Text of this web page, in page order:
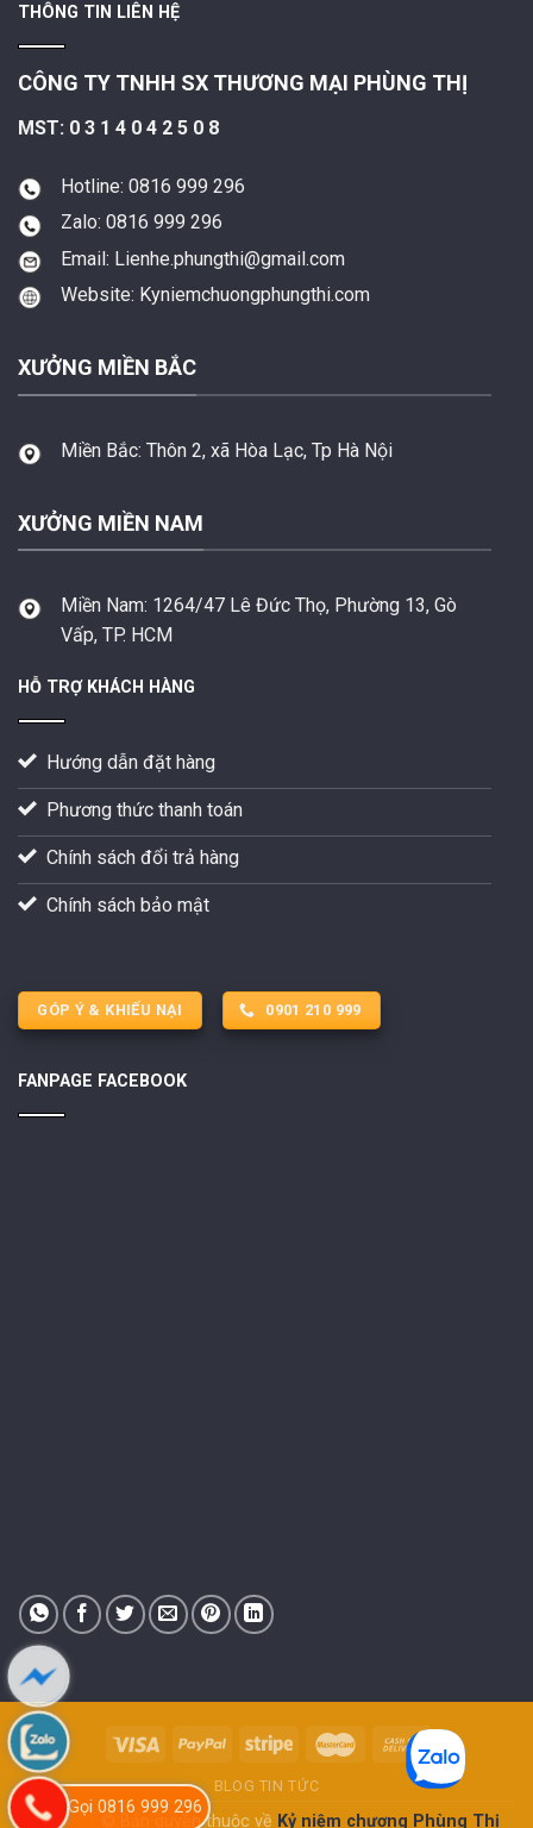
THÔNG TIN LIÊN HỆ
CÔNG TY TNHH SX THƯƠNG MẠI PHÙNG THỊ
MST: 0 3 1 4 0 4 2 5 0 8
Hotline: 0816 999 296
Zalo: 0816 999 296
Email: Lienhe.phungthi@gmail.com
Website: Kyniemchuongphungthi.com
XƯỞNG MIỀN BẮC
Miền Bắc: Thôn 2, xã Hòa Lạc, Tp Hà Nội
XƯỞNG MIỀN NAM
Miền Nam: 1264/47 Lê Đức Thọ, Phường 13, Gò
Vấp, TP. HCM
HỖ TRỢ KHÁCH HÀNG
Hướng dẫn đặt hàng
Phương thức thanh toán
Chính sách đổi trả hàng
Chính sách bảo mật
GÓP Ý & KHIẾU NẠI 0901 210 999
FANPAGE FACEBOOK
Gọi 0816 999 296
BLOG TIN TỨC
mygialai © Bản quyền thuộc về Kỷ niệm chương Phùng Thị